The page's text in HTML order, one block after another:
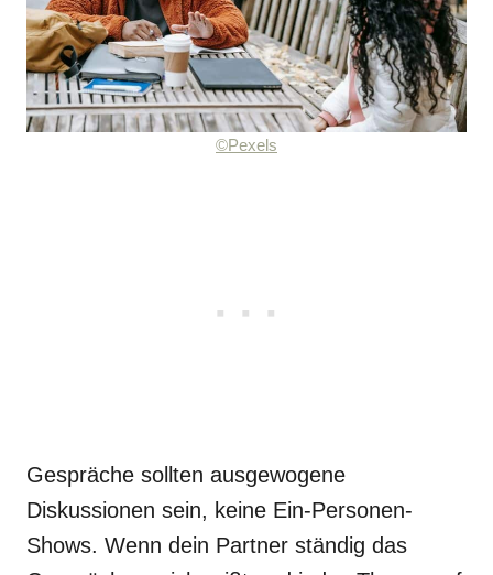
©Pexels
Gespräche sollten ausgewogene
Diskussionen sein, keine Ein-Personen-
Shows. Wenn dein Partner ständig das